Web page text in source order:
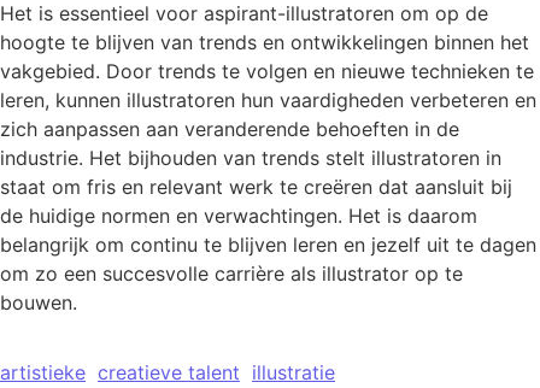
Het is essentieel voor aspirant-illustratoren om op de
hoogte te blijven van trends en ontwikkelingen binnen het
vakgebied. Door trends te volgen en nieuwe technieken te
leren, kunnen illustratoren hun vaardigheden verbeteren en
zich aanpassen aan veranderende behoeften in de
industrie. Het bijhouden van trends stelt illustratoren in
staat om fris en relevant werk te creëren dat aansluit bij
de huidige normen en verwachtingen. Het is daarom
belangrijk om continu te blijven leren en jezelf uit te dagen
om zo een succesvolle carrière als illustrator op te
bouwen.
artistieke creatieve talent illustratie